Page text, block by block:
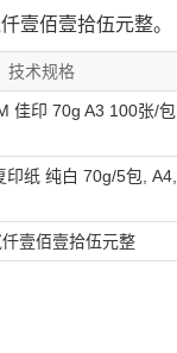
壹佰壹拾伍元整。
技术规格
佳印 70g A3 100张/
印纸 纯白 70g/5包,
壹佰壹拾伍元整